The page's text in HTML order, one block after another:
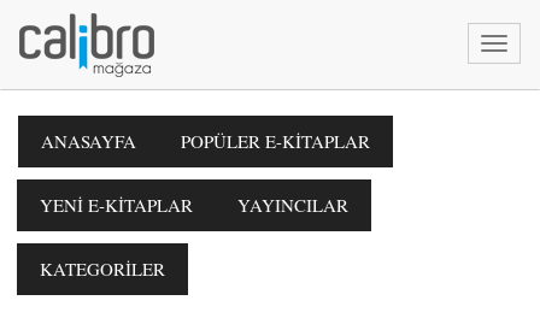
ANASAYFA POPÜLER E-KİTAPLAR
YENİ E-KİTAPLAR YAYINCILAR
KATEGORİLER